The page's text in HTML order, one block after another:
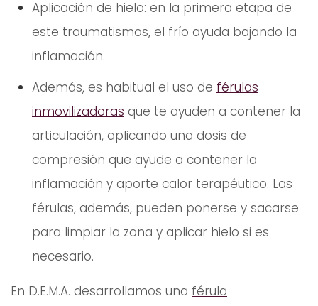
Aplicación de hielo: en la primera etapa de
este traumatismos, el frío ayuda bajando la
inflamación.
Además, es habitual el uso de férulas
inmovilizadoras que te ayuden a contener la
articulación, aplicando una dosis de
compresión que ayude a contener la
inflamación y aporte calor terapéutico. Las
férulas, además, pueden ponerse y sacarse
para limpiar la zona y aplicar hielo si es
necesario.
En D.E.M.A. desarrollamos una férula